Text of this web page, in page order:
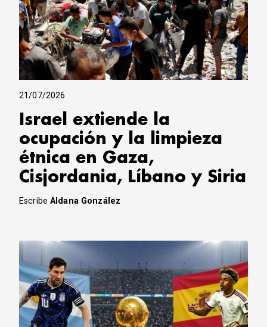
21/07/2026
Israel extiende la
ocupación y la limpieza
étnica en Gaza,
Cisjordania, Líbano y Siria
EscribeAldana González